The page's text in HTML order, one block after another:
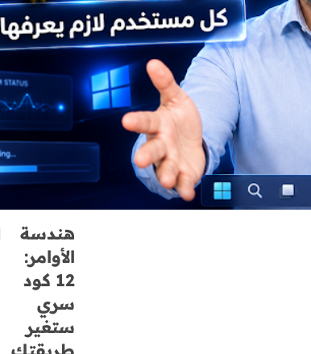
هندسة الأوامر: 12 كود سري ستغير طريقتك في استخدام ChatGPT
هندسة
الأوامر:
12 كود
سري
ستغير
طريقتك